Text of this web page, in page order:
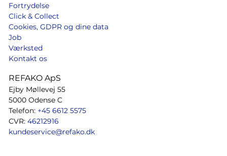
Fortrydelse
Click & Collect
Cookies, GDPR og dine data
Job
Værksted
Kontakt os
REFAKO ApS
Ejby Møllevej 55
5000 Odense C
Telefon: +45 6612 5575
CVR: 46212916
kundeservice@refako.dk